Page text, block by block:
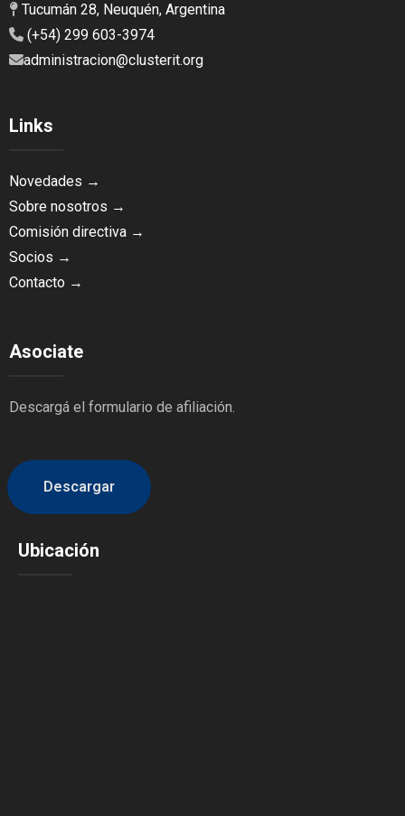
Tucumán 28, Neuquén, Argentina
(+54) 299 603-3974
administracion@clusterit.org
Links
Novedades →
Sobre nosotros →
Comisión directiva →
Socios →
Contacto →
Asociate
Descargá el formulario de afiliación.
Descargar
Ubicación